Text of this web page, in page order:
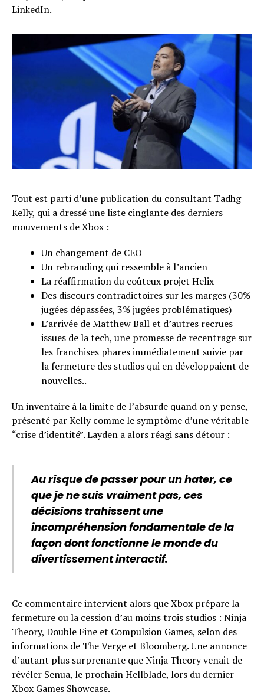
LinkedIn.
Tout est parti d’une publication du consultant Tadhg
Kelly, qui a dressé une liste cinglante des derniers
mouvements de Xbox :
Un changement de CEO
Un rebranding qui ressemble à l’ancien
La réaffirmation du coûteux projet Helix
Des discours contradictoires sur les marges (30%
jugées dépassées, 3% jugées problématiques)
L’arrivée de Matthew Ball et d’autres recrues
issues de la tech, une promesse de recentrage sur
les franchises phares immédiatement suivie par
la fermeture des studios qui en développaient de
nouvelles..
Un inventaire à la limite de l’absurde quand on y pense,
présenté par Kelly comme le symptôme d’une véritable
“crise d’identité”. Layden a alors réagi sans détour :
Au risque de passer pour un hater, ce
que je ne suis vraiment pas, ces
décisions trahissent une
incompréhension fondamentale de la
façon dont fonctionne le monde du
divertissement interactif.
Ce commentaire intervient alors que Xbox préparela
fermeture ou la cession d’au moins trois studios : Ninja
Theory, Double Fine et Compulsion Games, selon des
informations de The Verge et Bloomberg. Une annonce
d’autant plus surprenante que Ninja Theory venait de
révéler Senua, le prochain Hellblade, lors du dernier
Xbox Games Showcase.